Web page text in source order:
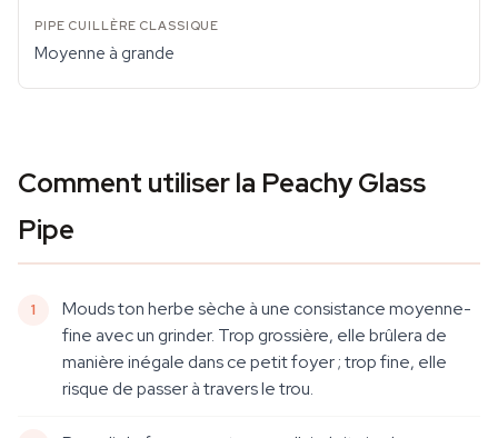
Moyenne à grande
Comment utiliser la Peachy Glass
Pipe
Mouds ton herbe sèche à une consistance moyenne-
fine avec un grinder. Trop grossière, elle brûlera de
manière inégale dans ce petit foyer ; trop fine, elle
risque de passer à travers le trou.